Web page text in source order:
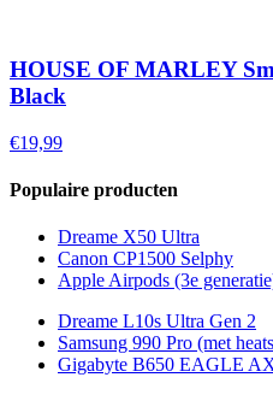
HOUSE OF MARLEY
Black
€19,99
Populaire producten
Dreame X50 Ultra
Canon CP1500 Selphy
Apple Airpods (3e
Dreame L10s Ultra Gen 2
Samsung 990 Pro (met
Gigabyte B650 EAGLE